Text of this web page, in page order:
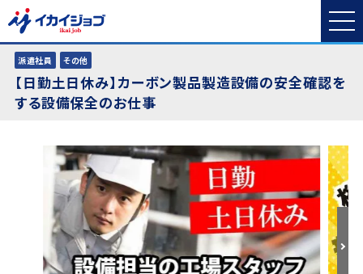
派遣社員 その他
【日勤土日休み】カーボン製品製造設備の安全確認を
する設備保全のお仕事